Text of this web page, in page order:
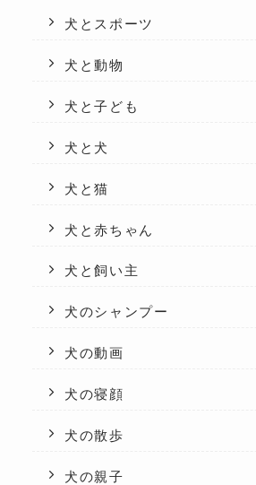
犬とスポーツ
犬と動物
犬と子ども
犬と犬
犬と猫
犬と赤ちゃん
犬と飼い主
犬のシャンプー
犬の動画
犬の寝顔
犬の散歩
犬の親子